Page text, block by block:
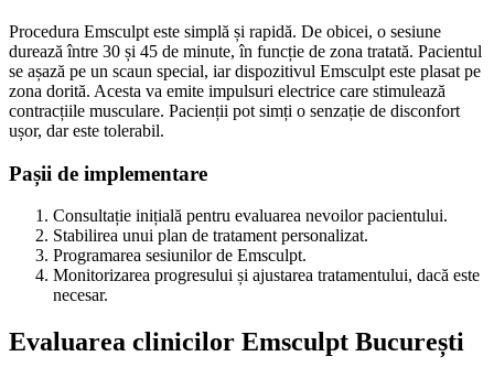
Procedura Emsculpt este simplă și rapidă. De obicei, o sesiune
durează între 30 și 45 de minute, în funcție de zona tratată. Pacientul
se așază pe un scaun special, iar dispozitivul Emsculpt este plasat pe
zona dorită. Acesta va emite impulsuri electrice care stimulează
contracțiile musculare. Pacienții pot simți o senzație de disconfort
ușor, dar este tolerabil.
Pașii de implementare
Consultație inițială pentru evaluarea nevoilor pacientului.
Stabilirea unui plan de tratament personalizat.
Programarea sesiunilor de Emsculpt.
Monitorizarea progresului și ajustarea tratamentului, dacă este
necesar.
Evaluarea clinicilor Emsculpt București